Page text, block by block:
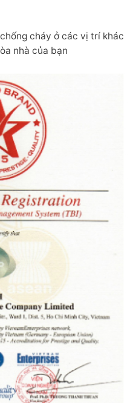
cháy ở các vị trí khác
nhà của bạn